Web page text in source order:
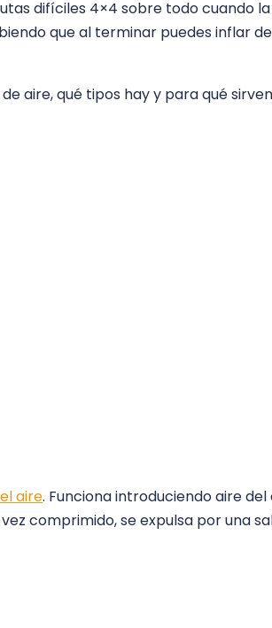
difíciles 4×4 sobre todo cuando
que al terminar puedes inflar
aire, qué tipos hay y para qué
aire. Funciona introduciendo aire
comprimido, se expulsa por una